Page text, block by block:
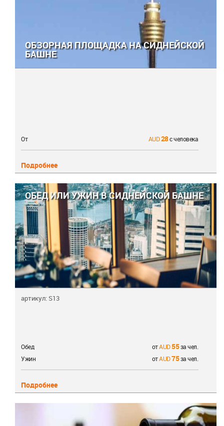
ОБЗОРНАЯ ПЛОЩАДКА НА СИДНЕЙСКОЙ
БАШНЕ
От 28с человека
Подробнее
ОБЕД ИЛИ УЖИН В СИДНЕЙСКОЙ БАШНЕ
артикул: S13
Обед от 55за чел.
Ужин
от 75за чел.
Подробнее